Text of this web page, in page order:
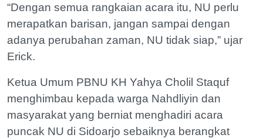
“Dengan semua rangkaian acara itu, NU perlu
merapatkan barisan, jangan sampai dengan
adanya perubahan zaman, NU tidak siap,” ujar
Erick.
Ketua Umum PBNU KH Yahya Cholil Staquf
menghimbau kepada warga Nahdliyin dan
masyarakat yang berniat menghadiri acara
puncak NU di Sidoarjo sebaiknya berangkat